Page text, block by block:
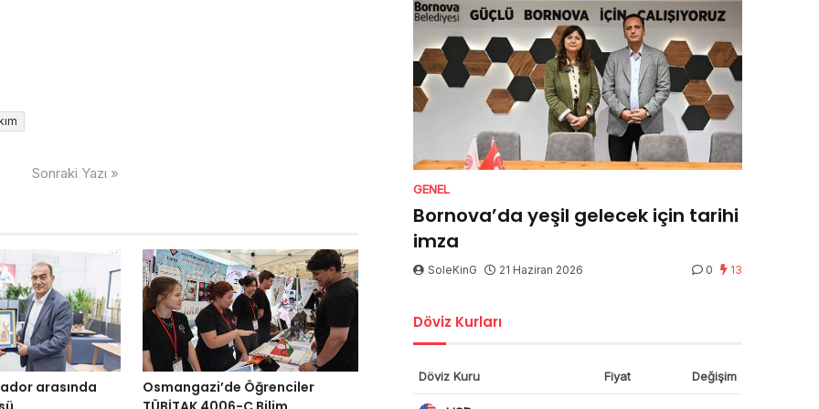
Sonraki Yazı »
arasında
Osmangazi’de Öğrenciler
GENEL
Bornova’da yeşil gelecek için tarihi
imza
SoleKinG 21 Haziran 2026 0 13
Döviz Kurları
Döviz Kuru Fiyat Değişim